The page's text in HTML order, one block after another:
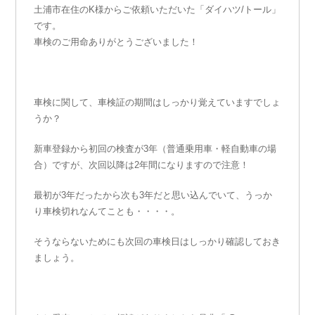
土浦市在住のK様からご依頼いただいた「ダイハツ/トール」
です。
車検のご用命ありがとうございました！
車検に関して、車検証の期間はしっかり覚えていますでしょ
うか？
新車登録から初回の検査が3年（普通乗用車・軽自動車の場
合）ですが、次回以降は2年間になりますので注意！
最初が3年だったから次も3年だと思い込んでいて、うっか
り車検切れなんてことも・・・・。
そうならないためにも次回の車検日はしっかり確認しておき
ましょう。